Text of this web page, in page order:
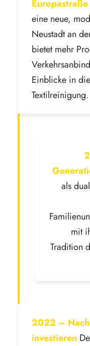
Europastraße
eine neue,
Neustadt an
bietet mehr
Einblicke in
Textilreinigung.
als
mit
Tradition
2022 –
investieren